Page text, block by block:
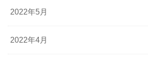
2022年5月
2022年4月